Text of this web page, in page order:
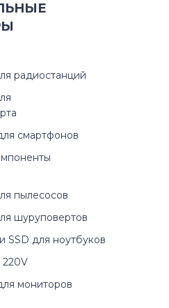
радиостанций
смартфонов
пылесосов
шуруповертов
SSD для ноутбуков
220V
мониторов